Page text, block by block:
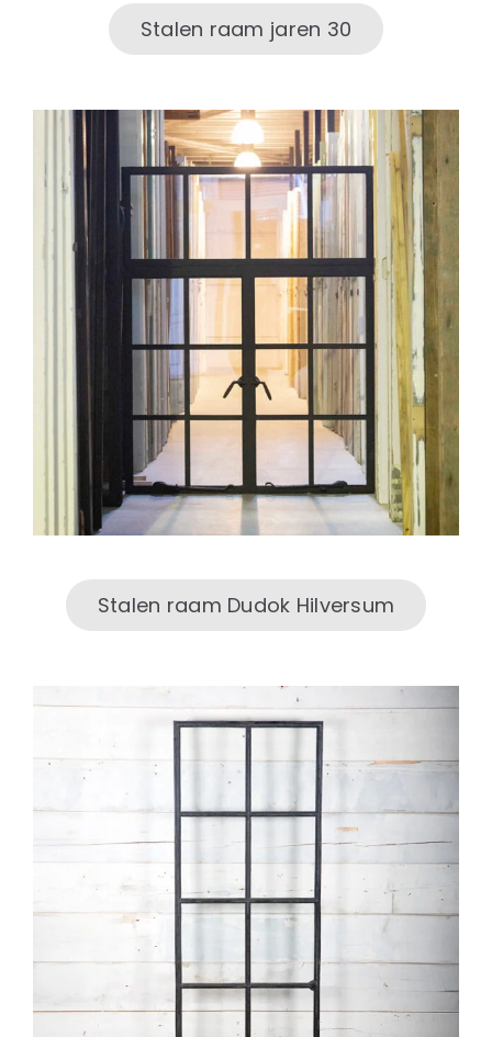
Stalen raam jaren 30
Stalen raam Dudok Hilversum